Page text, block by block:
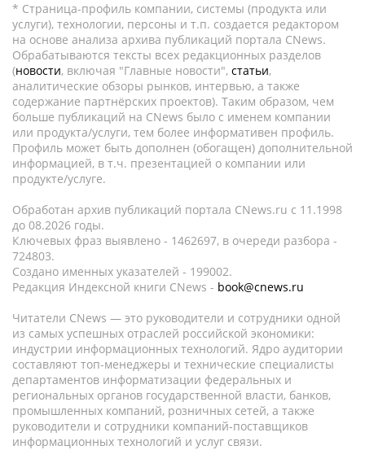
* Страница-профиль компании, системы (продукта или
услуги), технологии, персоны и т.п. создается редактором
на основе анализа архива публикаций портала CNews.
Обрабатываются тексты всех редакционных разделов
(новости, включая "Главные новости", статьи,
аналитические обзоры рынков, интервью, а также
содержание партнёрских проектов). Таким образом, чем
больше публикаций на CNews было с именем компании
или продукта/услуги, тем более информативен профиль.
Профиль может быть дополнен (обогащен) дополнительной
информацией, в т.ч. презентацией о компании или
продукте/услуге.
Обработан архив публикаций портала CNews.ru c 11.1998
до 08.2026 годы.
Ключевых фраз выявлено - 1462697, в очереди разбора -
724803.
Создано именных указателей - 199002.
Редакция Индексной книги CNews - book@cnews.ru
Читатели CNews — это руководители и сотрудники одной
из самых успешных отраслей российской экономики:
индустрии информационных технологий. Ядро аудитории
составляют топ-менеджеры и технические специалисты
департаментов информатизации федеральных и
региональных органов государственной власти, банков,
промышленных компаний, розничных сетей, а также
руководители и сотрудники компаний-поставщиков
информационных технологий и услуг связи.